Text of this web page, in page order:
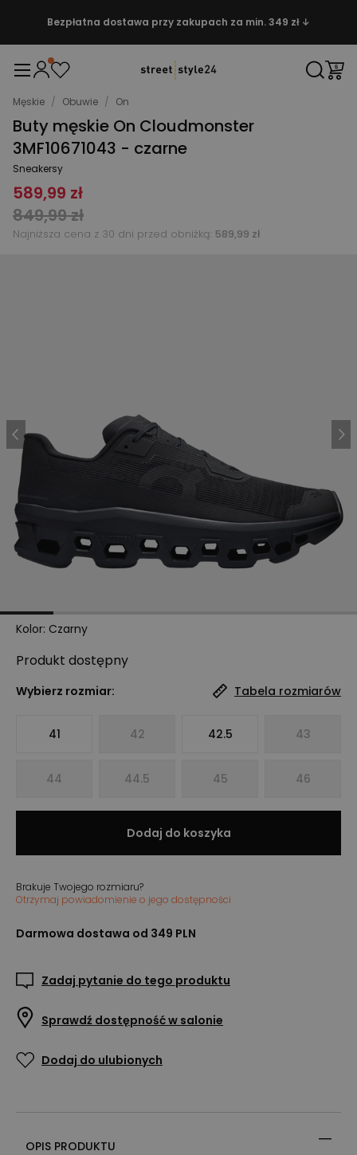
Bezpłatna dostawa przy zakupach za min. 349 zł ↓
Męskie / Obuwie / On
Buty męskie On Cloudmonster
3MF10671043 - czarne
Sneakersy
589,99 zł
849,99 zł
Najniższa cena z 30 dni przed obniżką: 589,99 zł
Kolor: Czarny
Produkt dostępny
Wybierz rozmiar: Tabela rozmiarów
41 42 42.5 43
44 44.5 45 46
Dodaj do koszyka
Brakuje Twojego rozmiaru?
Otrzymaj powiadomienie o jego dostępności
Darmowa dostawa od 349 PLN
Zadaj pytanie do tego produktu
Sprawdź dostępność w salonie
Dodaj do ulubionych
OPIS PRODUKTU